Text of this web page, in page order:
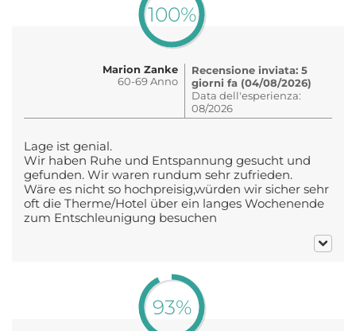
100%
Marion Zanke
60-69 Anno
Recensione inviata: 5
giorni fa (04/08/2026)
Data dell'esperienza:
08/2026
Lage ist genial.
Wir haben Ruhe und Entspannung gesucht und
gefunden. Wir waren rundum sehr zufrieden.
Wäre es nicht so hochpreisig,würden wir sicher sehr
oft die Therme/Hotel über ein langes Wochenende
zum Entschleunigung besuchen
93%